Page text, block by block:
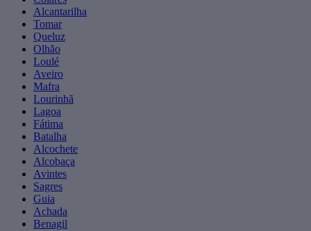
Alcantarilha
Tomar
Queluz
Olhão
Loulé
Aveiro
Mafra
Lourinhã
Lagoa
Fátima
Batalha
Alcochete
Alcobaça
Avintes
Sagres
Guia
Achada
Benagil